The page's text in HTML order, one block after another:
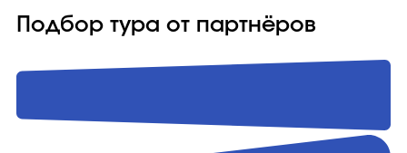
Подбор тура от партнёров